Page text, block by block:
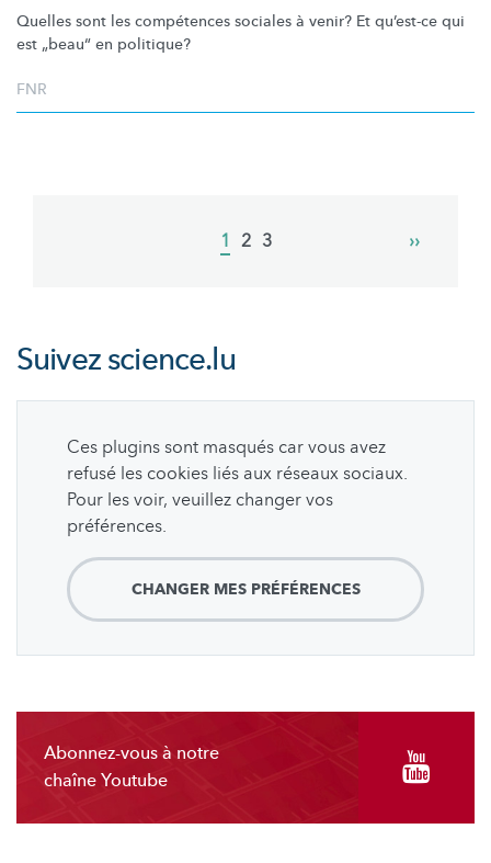
Quelles sont les compétences sociales à venir? Et qu’est-ce qui
est „beau“ en politique?
FNR
Current
1 Page
2 Page
3
Next
››
Suivezscience.lu
Ces plugins sont masqués car vous avez
refusé les cookies liés aux réseaux sociaux.
Pour les voir, veuillez changer vos
préférences.
CHANGER MES PRÉFÉRENCES
Abonnez-vous à notre
chaîne Youtube